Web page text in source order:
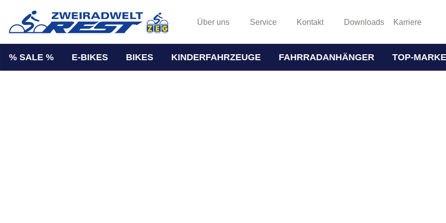
Über uns Service Kontakt Downloads Karriere
% SALE % E-BIKES BIKES KINDERFAHRZEUGE FAHRRADANHÄNGER TOP-